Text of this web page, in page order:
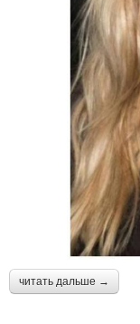
читать дальше →